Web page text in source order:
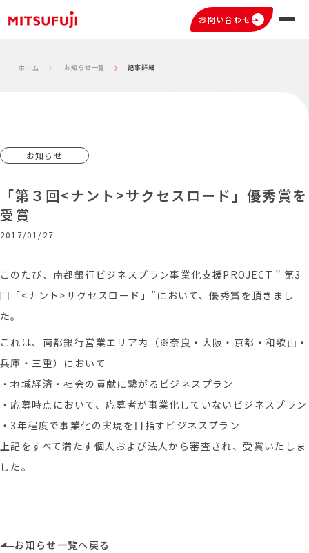
お問い合わせ
ホーム お知らせ一覧 記事詳細
お知らせ
「第３回<ナント>サクセスロード」優秀賞を
受賞
2017/01/27
このたび、南都銀行ビジネスプラン事業化支援PROJECT＂第3
回「<ナント>サクセスロード」”において、優秀賞を頂きまし
た。
これは、南都銀行営業エリア内（※奈良・大阪・京都・和歌山・
兵庫・三重）において
・地域経済・社会の貢献に繋がるビジネスプラン
・応募時点において、応募者が事業化していないビジネスプラン
・3年程度で事業化の実現を目指すビジネスプラン
上記をすべて満たす個人および法人から審査され、受賞いたしま
した。
お知らせ一覧へ戻る